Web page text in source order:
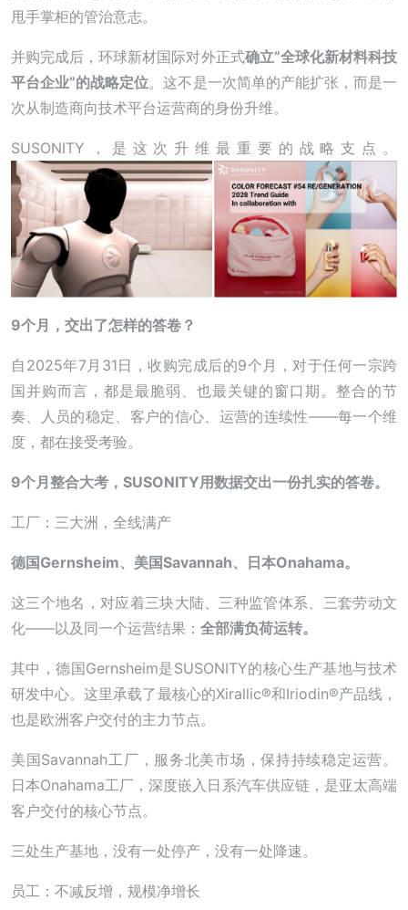
甩手掌柜的管治意志。
并购完成后，环球新材国际对外正式确立”全球化新材料科技
平台企业”的战略定位。这不是一次简单的产能扩张，而是一
次从制造商向技术平台运营商的身份升维。
SUSONITY，是这次升维最重要的战略支点。
9个月，交出了怎样的答卷？
自2025年7月31日，收购完成后的9个月，对于任何一宗跨
国并购而言，都是最脆弱、也最关键的窗口期。整合的节
奏、人员的稳定、客户的信心、运营的连续性——每一个维
度，都在接受考验。
9个月整合大考，SUSONITY用数据交出一份扎实的答卷。
工厂：三大洲，全线满产
德国Gernsheim、美国Savannah、日本Onahama。
这三个地名，对应着三块大陆、三种监管体系、三套劳动文
化——以及同一个运营结果： 全部满负荷运转。
其中，德国Gernsheim是SUSONITY的核心生产基地与技术
研发中心。这里承载了最核心的Xirallic®和Iriodin®产品线，
也是欧洲客户交付的主力节点。
美国Savannah工厂，服务北美市场，保持持续稳定运营。
日本Onahama工厂，深度嵌入日系汽车供应链，是亚太高端
客户交付的核心节点。
三处生产基地，没有一处停产，没有一处降速。
员工：不减反增，规模净增长